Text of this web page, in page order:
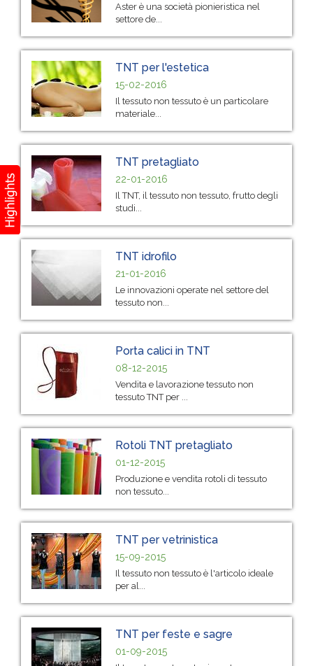
Aster è una società pionieristica nel
settore de...
TNT per l'estetica
15-02-2016
Il tessuto non tessuto è un particolare
materiale...
TNT pretagliato
22-01-2016
Il TNT, il tessuto non tessuto, frutto degli
studi...
TNT idrofilo
21-01-2016
Le innovazioni operate nel settore del
tessuto non...
Porta calici in TNT
08-12-2015
Vendita e lavorazione tessuto non
tessuto TNT per ...
Rotoli TNT pretagliato
01-12-2015
Produzione e vendita rotoli di tessuto
non tessuto...
TNT per vetrinistica
15-09-2015
Il tessuto non tessuto è l'articolo ideale
per al...
TNT per feste e sagre
01-09-2015